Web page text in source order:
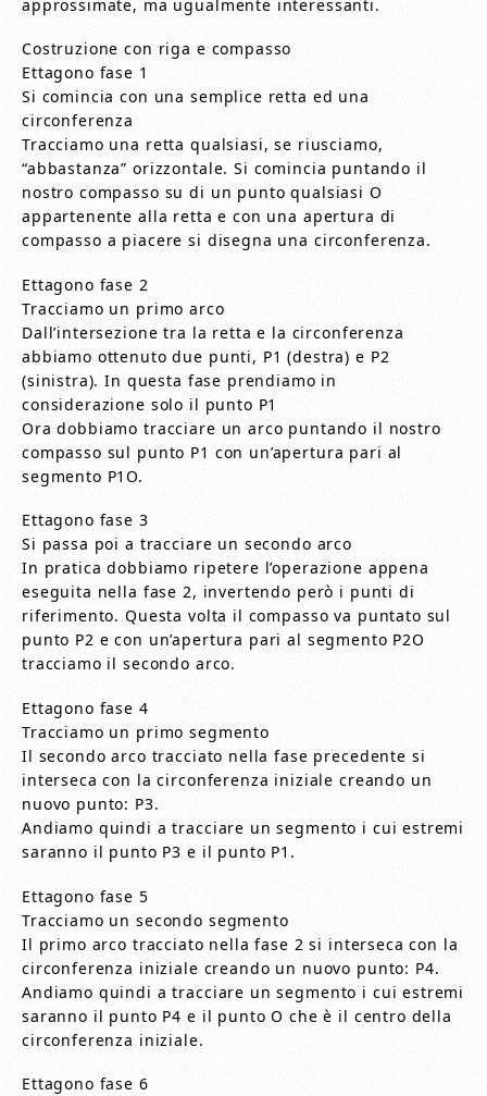
approssimate, ma ugualmente interessanti.
Costruzione con riga e compasso
Ettagono fase 1
Si comincia con una semplice retta ed una
circonferenza
Tracciamo una retta qualsiasi, se riusciamo,
“abbastanza” orizzontale. Si comincia puntando il
nostro compasso su di un punto qualsiasi O
appartenente alla retta e con una apertura di
compasso a piacere si disegna una circonferenza.
Ettagono fase 2
Tracciamo un primo arco
Dall’intersezione tra la retta e la circonferenza
abbiamo ottenuto due punti, P1 (destra) e P2
(sinistra). In questa fase prendiamo in
considerazione solo il punto P1
Ora dobbiamo tracciare un arco puntando il nostro
compasso sul punto P1 con un’apertura pari al
segmento P1O.
Ettagono fase 3
Si passa poi a tracciare un secondo arco
In pratica dobbiamo ripetere l’operazione appena
eseguita nella fase 2, invertendo però i punti di
riferimento. Questa volta il compasso va puntato sul
punto P2 e con un’apertura pari al segmento P2O
tracciamo il secondo arco.
Ettagono fase 4
Tracciamo un primo segmento
Il secondo arco tracciato nella fase precedente si
interseca con la circonferenza iniziale creando un
nuovo punto: P3.
Andiamo quindi a tracciare un segmento i cui estremi
saranno il punto P3 e il punto P1.
Ettagono fase 5
Tracciamo un secondo segmento
Il primo arco tracciato nella fase 2 si interseca con la
circonferenza iniziale creando un nuovo punto: P4.
Andiamo quindi a tracciare un segmento i cui estremi
saranno il punto P4 e il punto O che è il centro della
circonferenza iniziale.
Ettagono fase 6